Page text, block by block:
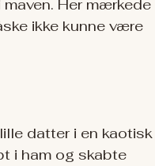
Her mærkede
ikke kunne være
datter i en kaotisk
i ham og skabte